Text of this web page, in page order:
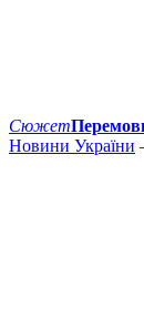
Сюжет
Новини України